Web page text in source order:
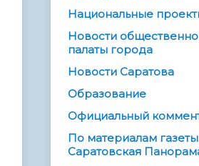
Национальные
Новости
палаты города
Новости Саратова
Образование
Официальный
По материалам газеты
Саратовская